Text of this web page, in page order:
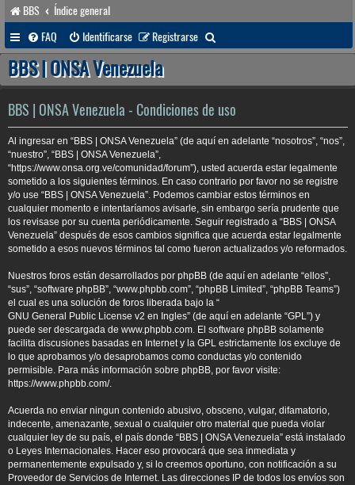
BBS
Índice general
FAQ
Identificarse Registrarse
u
a
r
BBS | ONSA Venezuela
BBS | ONSA Venezuela - Condiciones de uso
Al ingresar en “BBS | ONSA Venezuela” (de aquí en adelante “nosotros”, “nos”,
“nuestro”, “BBS | ONSA Venezuela”,
“https://www.onsa.org.ve/comunidad/forum”), usted acuerda estar legalmente
sometido a los siguientes términos. En caso contrario por favor no se registre
y/o use “BBS | ONSA Venezuela”. Podemos cambiar estos términos en
cualquier momento e intentaríamos avisarle, sin embargo sería prudente que
los revisase por su cuenta periódicamente. Seguir registrado a “BBS | ONSA
Venezuela” después de esos cambios significa que acuerda estar legalmente
sometido a esos nuevos términos tal como fueron actualizados y/o reformados.
Nuestros foros están desarrollados por phpBB (de aquí en adelante “ellos”,
“sus”, “software phpBB”, “www.phpbb.com”, “phpBB Limited”, “phpBB Teams”)
el cual es una solución de foros liberada bajo la “
GNU General Public License v2 en Ingles” (de aquí en adelante “GPL”) y
puede ser descargada de www.phpbb.com. El software phpBB solamente
facilita discusiones basadas en Internet y la GPL estrictamente los excluye de
lo que aprobamos y/o desaprobamos como conductas y/o contenido
permisible. Para más información sobre phpBB, por favor visite:
https://www.phpbb.com/.
Acuerda no enviar ningun contenido abusivo, obsceno, vulgar, difamatorio,
indecente, amenazante, sexual o cualquier otro material que pueda violar
cualquier ley de su país, el país donde “BBS | ONSA Venezuela” está instalado
o Leyes Internacionales. Hacer eso provocará que sea inmediata y
permanentemente expulsado y, si lo creemos oportuno, con notificación a su
Proveedor de Servicios de Internet. Las direcciones IP de todos los envíos son